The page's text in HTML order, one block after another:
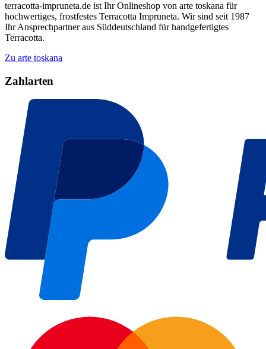
terracotta-impruneta.de ist Ihr Onlineshop von arte toskana für
hochwertiges, frostfestes Terracotta Impruneta. Wir sind seit 1987
Ihr Ansprechpartner aus Süddeutschland für handgefertigtes
Terracotta.
Zu arte toskana
Zahlarten